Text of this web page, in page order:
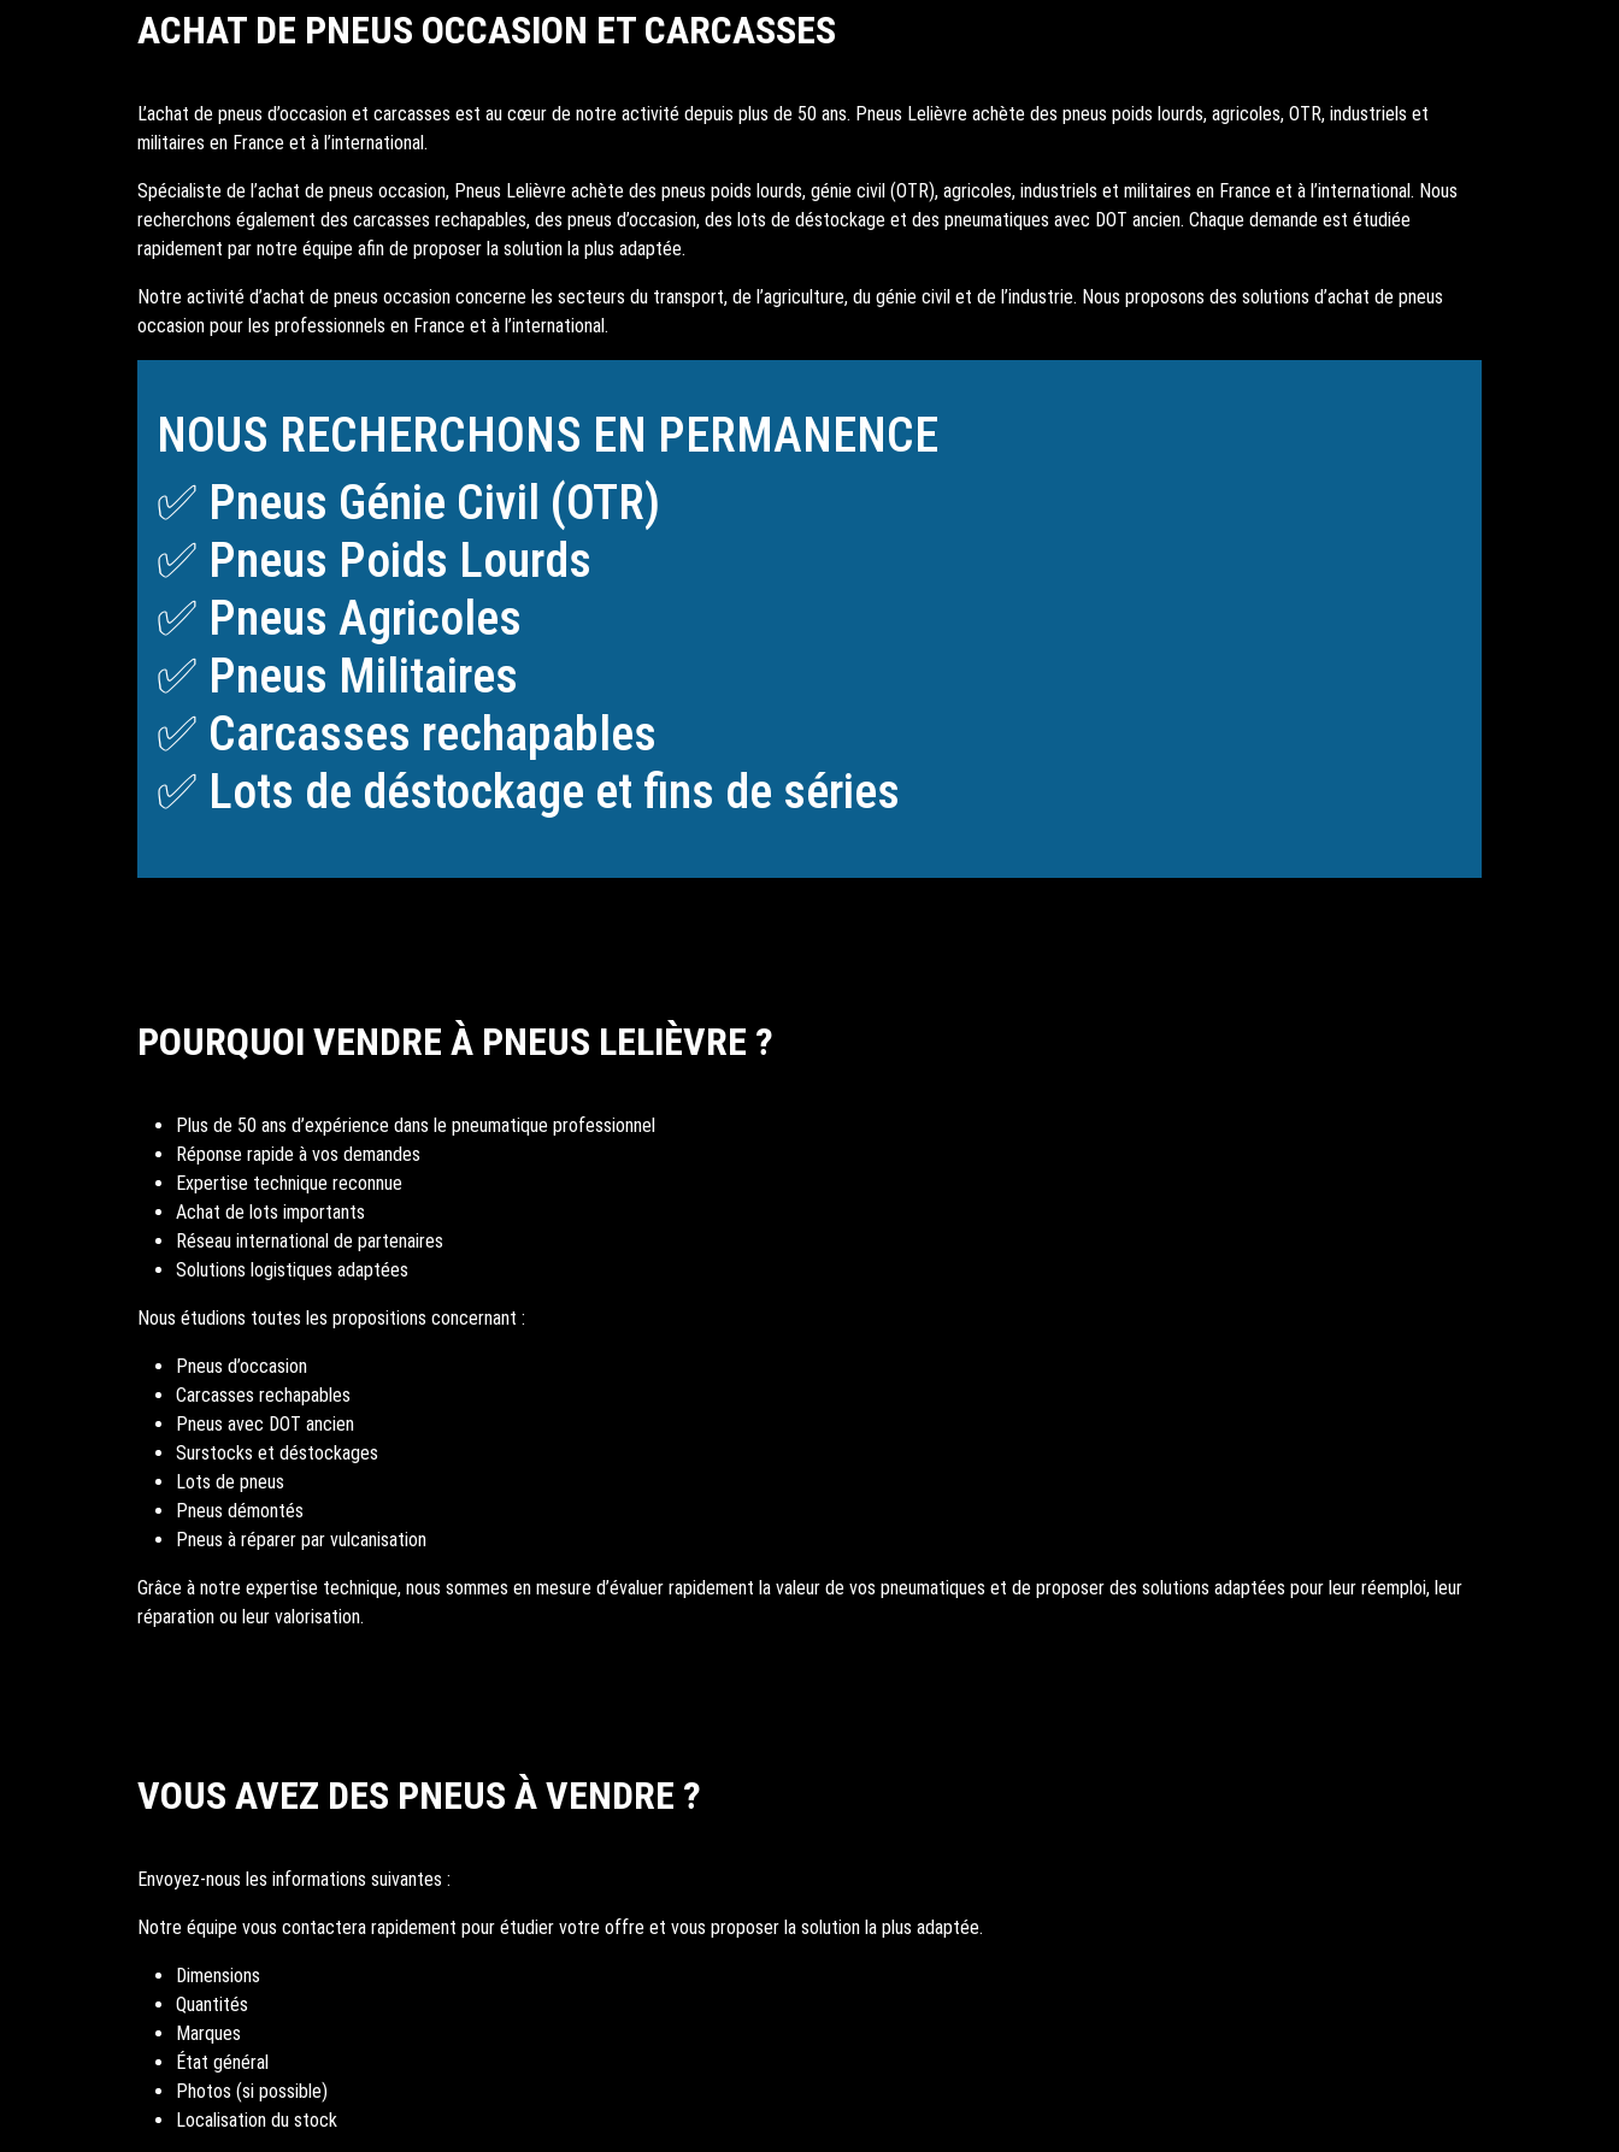
ACHAT DE PNEUS OCCASION ET CARCASSES
L’achat de pneus d’occasion et carcasses est au cœur de notre activité depuis plus de 50 ans. Pneus Lelièvre achète des pneus poids lourds, agricoles, OTR, industriels et
militaires en France et à l’international.
Spécialiste de l’achat de pneus occasion, Pneus Lelièvre achète des pneus poids lourds, génie civil (OTR), agricoles, industriels et militaires en France et à l’international. Nous
recherchons également des carcasses rechapables, des pneus d’occasion, des lots de déstockage et des pneumatiques avec DOT ancien. Chaque demande est étudiée
rapidement par notre équipe afin de proposer la solution la plus adaptée.
Notre activité d’achat de pneus occasion concerne les secteurs du transport, de l’agriculture, du génie civil et de l’industrie. Nous proposons des solutions d’achat de pneus
occasion pour les professionnels en France et à l’international.
NOUS RECHERCHONS EN PERMANENCE
✅ Pneus Génie Civil (OTR)
✅ Pneus Poids Lourds
✅ Pneus Agricoles
✅ Pneus Militaires
✅ Carcasses rechapables
✅ Lots de déstockage et fins de séries
POURQUOI VENDRE À PNEUS LELIÈVRE ?
Plus de 50 ans d’expérience dans le pneumatique professionnel
Réponse rapide à vos demandes
Expertise technique reconnue
Achat de lots importants
Réseau international de partenaires
Solutions logistiques adaptées
Nous étudions toutes les propositions concernant :
Pneus d’occasion
Carcasses rechapables
Pneus avec DOT ancien
Surstocks et déstockages
Lots de pneus
Pneus démontés
Pneus à réparer par vulcanisation
Grâce à notre expertise technique, nous sommes en mesure d’évaluer rapidement la valeur de vos pneumatiques et de proposer des solutions adaptées pour leur réemploi, leur
réparation ou leur valorisation.
VOUS AVEZ DES PNEUS À VENDRE ?
Envoyez-nous les informations suivantes :
Notre équipe vous contactera rapidement pour étudier votre offre et vous proposer la solution la plus adaptée.
Dimensions
Quantités
Marques
État général
Photos (si possible)
Localisation du stock